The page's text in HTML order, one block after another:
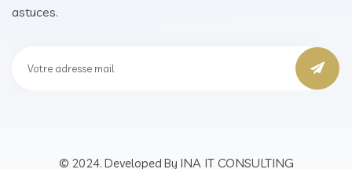
astuces.
© 2024. Developed By INA IT CONSULTING